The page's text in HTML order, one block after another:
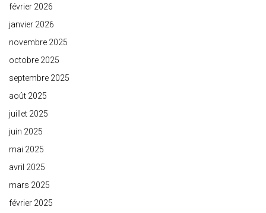
février 2026
janvier 2026
novembre 2025
octobre 2025
septembre 2025
août 2025
juillet 2025
juin 2025
mai 2025
avril 2025
mars 2025
février 2025